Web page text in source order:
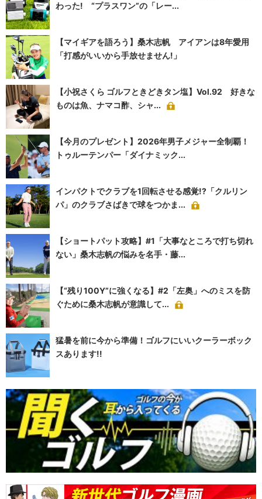
わった! “プラスワン”の「レー...
【マイギアを語ろう】桑木志帆 アイアンは8年愛用
「打感がいいから手放せません!」
【小祝さくら ゴルフときどきタン塩】Vol.92 好きな
ものは魚、ナマコ酢、シャ...
【今月のプレゼント】2026年男子メジャー全制覇！
トゥルーテンパー「ダイナミック...
インパクトでクラブを1回転させる感覚!?「クルリン
パ」のクラブさばきで球をつかま...
【ショートパット攻略】#1「大事なところで打ち切れ
ない」桑木志帆の悩みを名手・藤...
【“残り100Y”に強くなる】#2「左奥」へのミスを防
ぐために桑木志帆が意識して...
猛暑を前に今から準備！ゴルフにいいクーラーボック
スあります!!